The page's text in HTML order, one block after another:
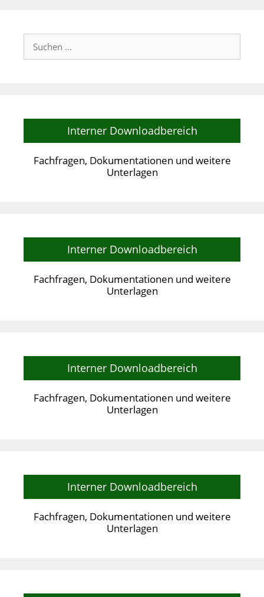
Suchen
nach:
Interner Downloadbereich
Fachfragen, Dokumentationen und weitere
Unterlagen
Interner Downloadbereich
Fachfragen, Dokumentationen und weitere
Unterlagen
Interner Downloadbereich
Fachfragen, Dokumentationen und weitere
Unterlagen
Interner Downloadbereich
Fachfragen, Dokumentationen und weitere
Unterlagen